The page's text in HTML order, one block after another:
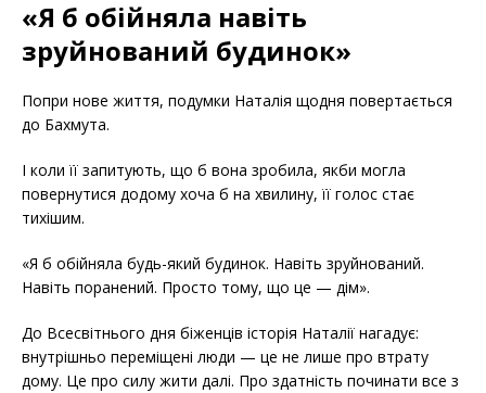
«Я б обійняла навіть
зруйнований будинок»
Попри нове життя, подумки Наталія щодня повертається
до Бахмута.
І коли її запитують, що б вона зробила, якби могла
повернутися додому хоча б на хвилину, її голос стає
тихішим.
«Я б обійняла будь-який будинок. Навіть зруйнований.
Навіть поранений. Просто тому, що це — дім».
До Всесвітнього дня біженців історія Наталії нагадує:
внутрішньо переміщені люди — це не лише про втрату
дому. Це про силу жити далі. Про здатність починати все з